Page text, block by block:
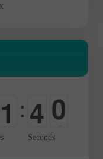
1
0
: 4
9
0
Seconds